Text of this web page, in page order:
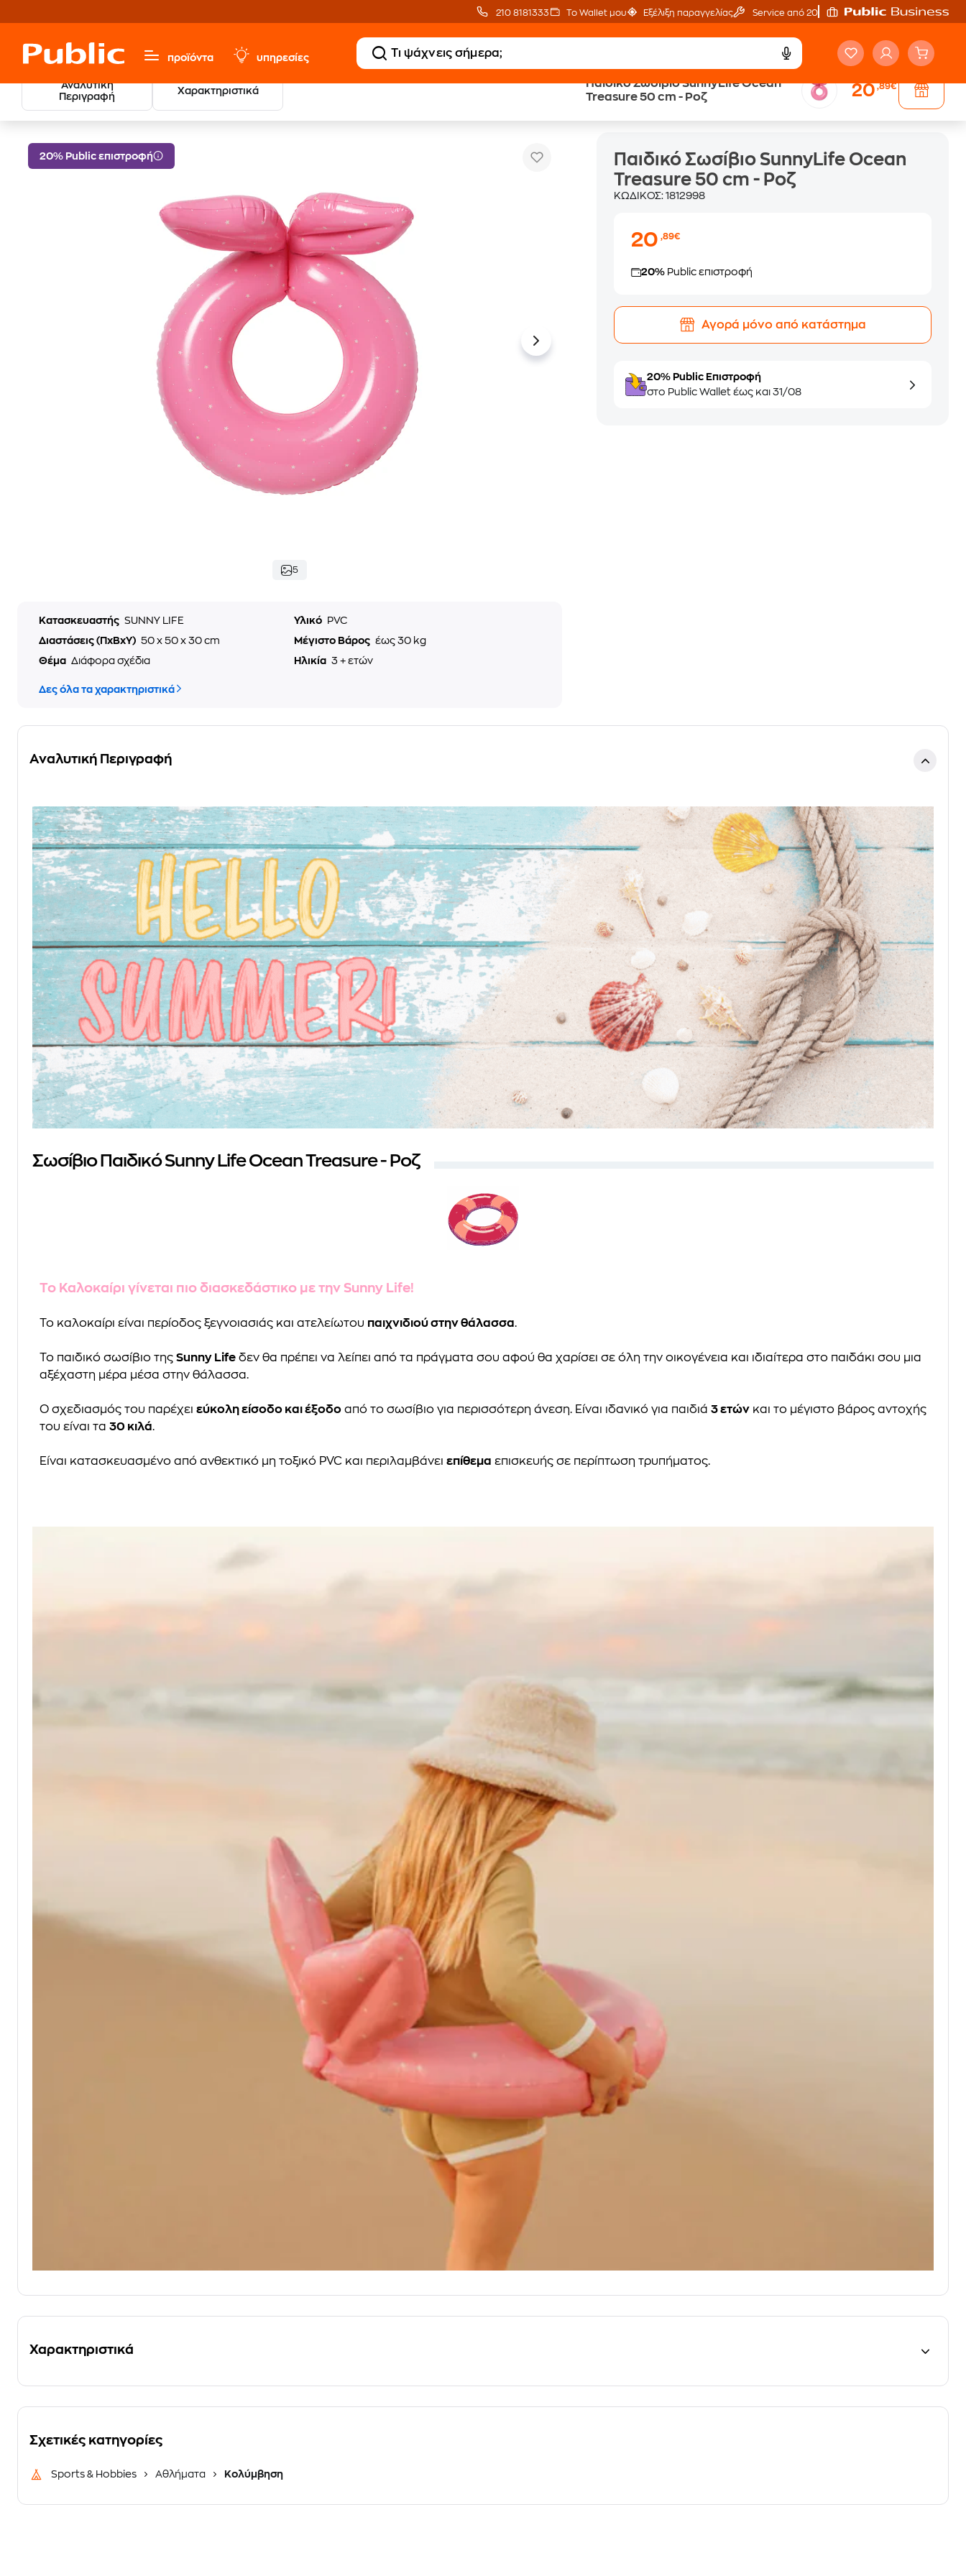
210 8181333 Το Wallet μου Εξέλιξη παραγγελίας Service από 20'
προϊόντα υπηρεσίες
Αναλυτική
Περιγραφή
Χαρακτηριστικά
Παιδικό Σωσίβιο SunnyLife Ocean
Treasure 50 cm - Ροζ
20,89€
Καλοκαίρι 2026 Παιδικό Σωσίβιο SunnyLife Ocean Treasure 50 cm - Ροζ
20% Public επιστροφή
5
Κατασκευαστής SUNNY LIFE Υλικό
PVC
Διαστάσεις (ΠxΒxΥ) 50 x 50 x 30 cm Μέγιστο Βάρος έως 30 kg
Θέμα Διάφορα σχέδια Ηλικία 3 + ετών
Δες όλα τα χαρακτηριστικά
Παιδικό Σωσίβιο SunnyLife Ocean
Treasure 50 cm - Ροζ
ΚΩΔΙΚΟΣ:1812998
20,89€
20% Public επιστροφή
Αγορά μόνο από κατάστημα
20% Public Επιστροφή
στο Public Wallet έως και 31/08
Αναλυτική Περιγραφή
Σωσίβιο Παιδικό Sunny Life Ocean Treasure - Ροζ
Το Καλοκαίρι γίνεται πιο διασκεδάστικο με την Sunny Life!
Το καλοκαίρι είναι περίοδος ξεγνοιασιάς και ατελείωτου παιχνιδιού στην θάλασσα.
Το παιδικό σωσίβιο της Sunny Life δεν θα πρέπει να λείπει από τα πράγματα σου αφού θα χαρίσει σε όλη την οικογένεια και ιδιαίτερα στο παιδάκι σου μια
αξέχαστη μέρα μέσα στην θάλασσα.
Ο σχεδιασμός του παρέχει εύκολη είσοδο και έξοδο από το σωσίβιο για περισσότερη άνεση. Είναι ιδανικό για παιδιά 3 ετών και το μέγιστο βάρος αντοχής
του είναι τα 30 κιλά.
Είναι κατασκευασμένο από ανθεκτικό μη τοξικό PVC και περιλαμβάνει επίθεμα επισκευής σε περίπτωση τρυπήματος.
Χαρακτηριστικά
Σχετικές κατηγορίες
Sports & Hobbies Αθλήματα Κολύμβηση